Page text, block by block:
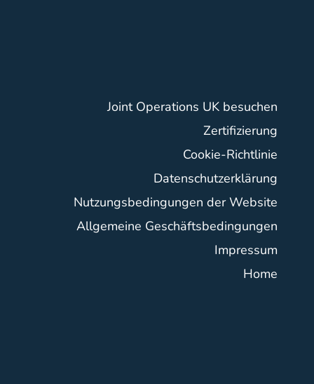
Joint Operations UK besuchen
Zertifizierung
Cookie-Richtlinie
Datenschutzerklärung
Nutzungsbedingungen der Website
Allgemeine Geschäftsbedingungen
Impressum
Home